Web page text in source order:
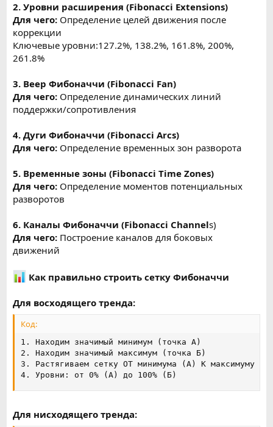
2. Уровни расширения (Fibonacci Extensions)
Для чего: Определение целей движения после
коррекции
Ключевые уровни:127.2%, 138.2%, 161.8%, 200%,
261.8%
3. Веер Фибоначчи (Fibonacci Fan)
Для чего: Определение динамических линий
поддержки/сопротивления
4. Дуги Фибоначчи (Fibonacci Arcs)
Для чего: Определение временных зон разворота
5. Временные зоны (Fibonacci Time Zones)
Для чего: Определение моментов потенциальных
разворотов
6. Каналы Фибоначчи (Fibonacci Channels)
Для чего: Построение каналов для боковых
движений
Как правильно строить сетку Фибоначчи
Для восходящего тренда:
Код:
1. Находим значимый минимум (точка А)
2. Находим значимый максимум (точка Б)
3. Растягиваем сетку ОТ минимума (А) К максимуму
4. Уровни: от 0% (А) до 100% (Б)
Для нисходящего тренда: